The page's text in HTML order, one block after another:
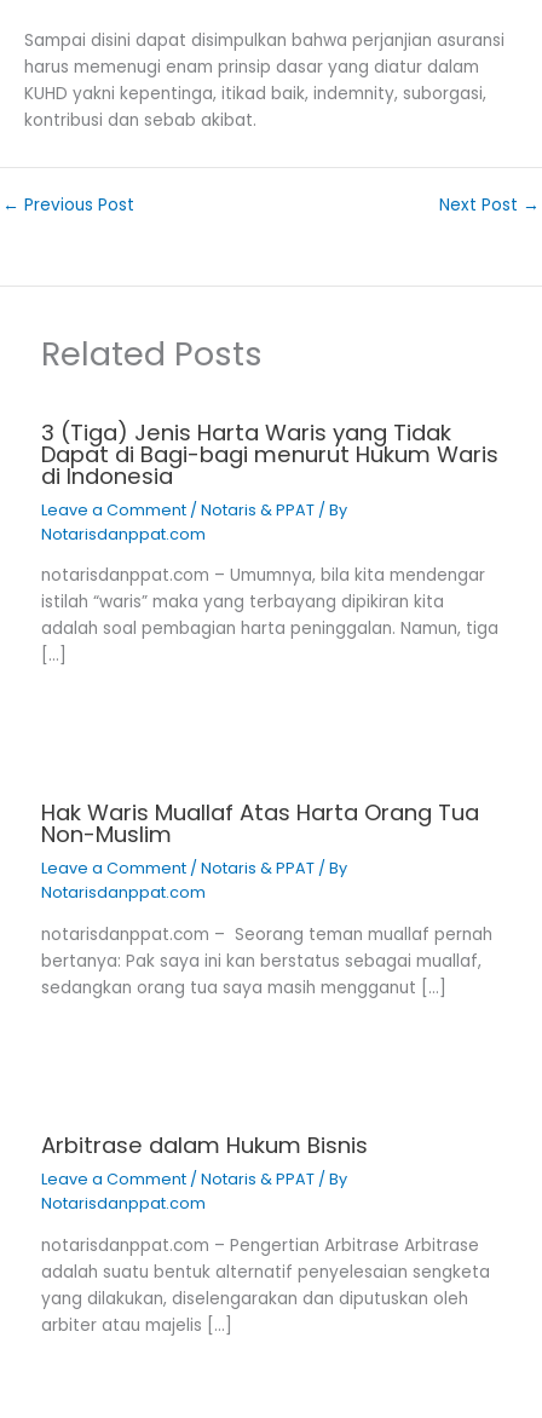
Sampai disini dapat disimpulkan bahwa perjanjian asuransi
harus memenugi enam prinsip dasar yang diatur dalam
KUHD yakni kepentinga, itikad baik, indemnity, suborgasi,
kontribusi dan sebab akibat.
← Previous Post Next Post →
Related Posts
3 (Tiga) Jenis Harta Waris yang Tidak
Dapat di Bagi-bagi menurut Hukum Waris
di Indonesia
Leave a Comment /Notaris & PPAT / By
Notarisdanppat.com
notarisdanppat.com – Umumnya, bila kita mendengar
istilah “waris” maka yang terbayang dipikiran kita
adalah soal pembagian harta peninggalan. Namun, tiga
[…]
Hak Waris Muallaf Atas Harta Orang Tua
Non-Muslim
Leave a Comment /Notaris & PPAT / By
Notarisdanppat.com
notarisdanppat.com – Seorang teman muallaf pernah
bertanya: Pak saya ini kan berstatus sebagai muallaf,
sedangkan orang tua saya masih mengganut […]
Arbitrase dalam Hukum Bisnis
Leave a Comment /Notaris & PPAT / By
Notarisdanppat.com
notarisdanppat.com – Pengertian Arbitrase Arbitrase
adalah suatu bentuk alternatif penyelesaian sengketa
yang dilakukan, diselengarakan dan diputuskan oleh
arbiter atau majelis […]